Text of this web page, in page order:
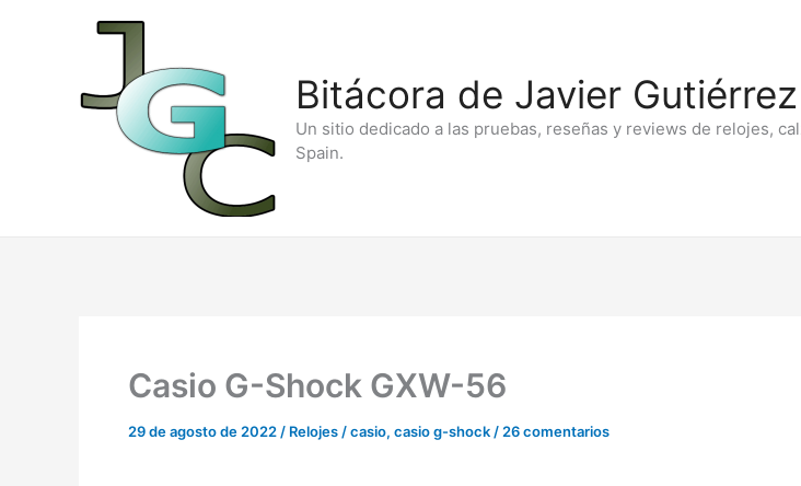
contenido
Bitácora de Javier
Un sitio dedicado a las pruebas, reseñas y reviews de relojes,
Spain.
Casio G-Shock GXW-56
29 de agosto de 2022 / Relojes /casio, casio g-shock / 26 comentarios